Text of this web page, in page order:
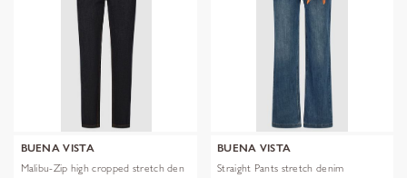
BUENA VISTA
Malibu-Zip high cropped stretch den
BUENA VISTA
Straight Pants stretch denim